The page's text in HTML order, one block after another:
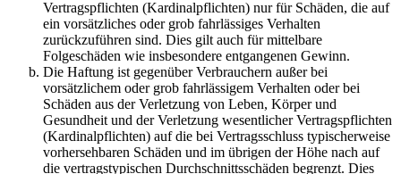
Vertragspflichten (Kardinalpflichten) nur für Schäden, die auf
ein vorsätzliches oder grob fahrlässiges Verhalten
zurückzuführen sind. Dies gilt auch für mittelbare
Folgeschäden wie insbesondere entgangenen Gewinn.
Die Haftung ist gegenüber Verbrauchern außer bei
vorsätzlichem oder grob fahrlässigem Verhalten oder bei
Schäden aus der Verletzung von Leben, Körper und
Gesundheit und der Verletzung wesentlicher Vertragspflichten
(Kardinalpflichten) auf die bei Vertragsschluss typischerweise
vorhersehbaren Schäden und im übrigen der Höhe nach auf
die vertragstypischen Durchschnittsschäden begrenzt. Dies